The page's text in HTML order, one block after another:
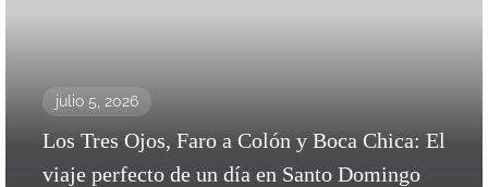
julio 5, 2026
Los Tres Ojos, Faro a Colón y Boca Chica: El
viaje perfecto de un día en Santo Domingo